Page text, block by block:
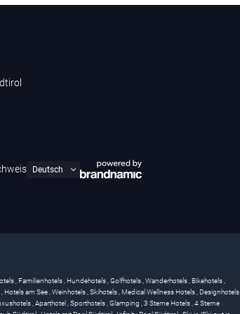
, Familienhotels, Hundehotels,Golfhotels,Wanderhotels, Bikehotels,
, Hotels am See,Weinhotels,Skihotels, Medical Wellness Hotels, Designhotels
,Aparthotel ,Sporthotels,Glamping ,3 Sterne Hotels,4 Sterne